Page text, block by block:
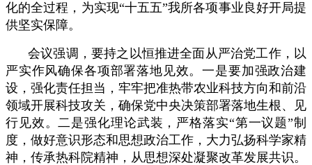
化的全过程，为实现“十五五”我所各项事业良好开局提
供坚实保障。
会议强调，要持之以恒推进全面从严治党工作，以
严实作风确保各项部署落地见效。一是要加强政治建
设，强化责任担当，牢牢把准热带农业科技方向和前沿
领域开展科技攻关，确保党中央决策部署落地生根、见
行见效。二是强化理论武装，严格落实“第一议题”制
度，做好意识形态和思想政治工作，大力弘扬科学家精
神，传承热科院精神，从思想深处凝聚改革发展共识。